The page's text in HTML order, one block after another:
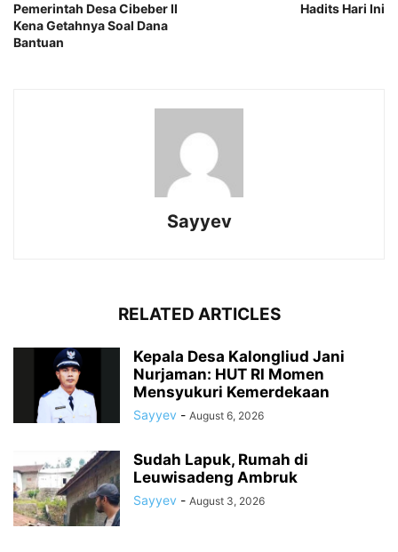
Pemerintah Desa Cibeber II
Kena Getahnya Soal Dana
Bantuan
Hadits Hari Ini
Sayyev
RELATED ARTICLES
Kepala Desa Kalongliud Jani
Nurjaman: HUT RI Momen
Mensyukuri Kemerdekaan
Sayyev - August 6, 2026
Sudah Lapuk, Rumah di
Leuwisadeng Ambruk
Sayyev - August 3, 2026